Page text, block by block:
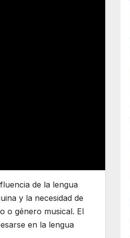
de la lengua
y la necesidad de
o género musical. El
en la lengua